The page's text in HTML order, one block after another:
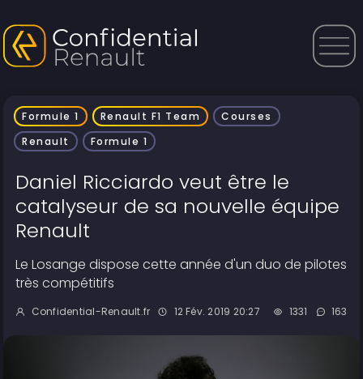
Formule 1 Renault F1 Team
Courses
Renault
Formule 1
Daniel Ricciardo veut être le
catalyseur de sa nouvelle équipe
Renault
Le Losange dispose cette année d'un duo de pilotes
très compétitifs
Confidential-Renault.fr 12 Fév. 2019 20:27 1331 163